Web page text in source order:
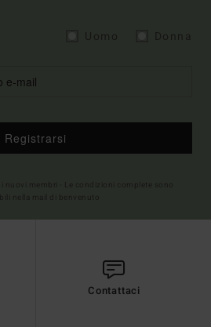
Registrarsi
Contattaci